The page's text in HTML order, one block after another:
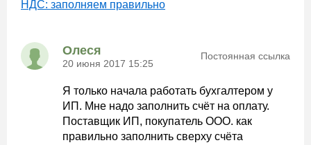
НДС: заполняем правильно
Олеся
20 июня 2017 15:25
Постоянная ссылка
Я только начала работать бухгалтером у
ИП. Мне надо заполнить счёт на оплату.
Поставщик ИП, покупатель ООО. как
правильно заполнить сверху счёта